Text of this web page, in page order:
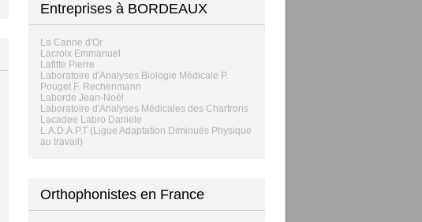
Entreprises à BORDEAUX
La Canne d'Or
Lacroix Emmanuel
Lafitte Pierre
Laboratoire d'Analyses Biologie Médicale P.
Pouget F. Rechenmann
Laborde Jean-Noël
Laboratoire d'Analyses Médicales des Chartrons
Lacadee Labro Daniele
L.A.D.A.P.T (Ligue Adaptation Diminués Physique
au travail)
Orthophonistes en France